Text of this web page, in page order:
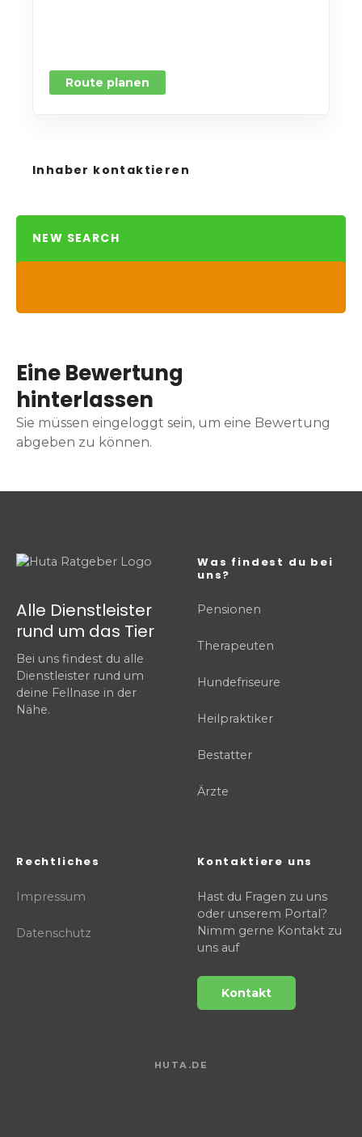
Route planen
Inhaber kontaktieren
NEW SEARCH
Eine Bewertung
hinterlassen
Sie müssen eingeloggt sein, um eine Bewertung
abgeben zu können.
Alle Dienstleister
rund um das Tier
Bei uns findest du alle
Dienstleister rund um
deine Fellnase in der
Nähe.
Was findest du bei
uns?
Pensionen
Therapeuten
Hundefriseure
Heilpraktiker
Bestatter
Ärzte
Rechtliches
Impressum
Datenschutz
Kontaktiere uns
Hast du Fragen zu uns
oder unserem Portal?
Nimm gerne Kontakt zu
uns auf
Kontakt
HUTA.DE